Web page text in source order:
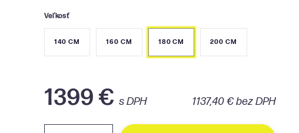
Veľkosť
140 CM 160 CM 180 CM 200 CM
1399 € s DPH 1137,40 € bez DPH